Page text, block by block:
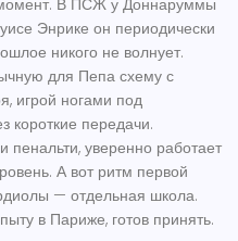
В ПСЖ у Доннаруммы
Энрике он периодически
никого не волнует.
для Пепа схему с
игрой ногами под
короткие передачи.
уверенно работает
А вот ритм первой
— отдельная школа.
в Париже, готов принять.